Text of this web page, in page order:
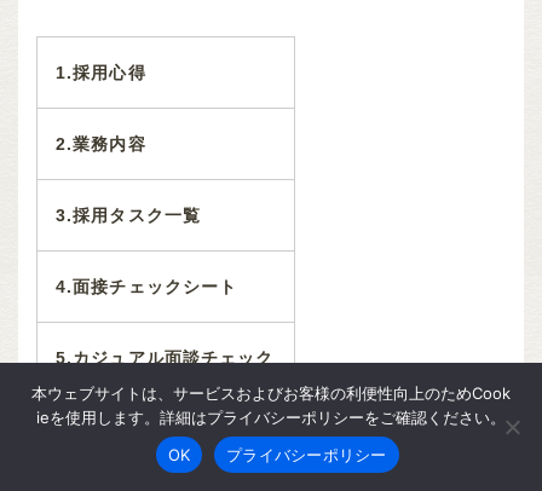
1.採用心得
2.業務内容
3.採用タスク一覧
4.面接チェックシート
5.カジュアル面談チェック
シート
本ウェブサイトは、サービスおよびお客様の利便性向上のためCook
ieを使用します。詳細はプライバシーポリシーをご確認ください。
OK
プライバシーポリシー